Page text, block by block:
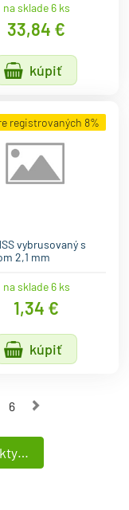
na sklade 6 ks
33,84 €
kúpiť
registrovaných 8%
vybrusovaný s
2,1 mm
na sklade 6 ks
1,34 €
kúpiť
6